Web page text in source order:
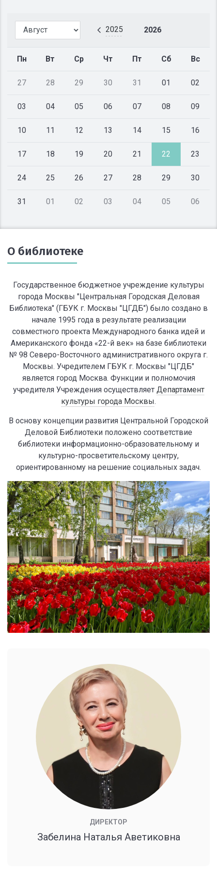
2025 2026
Пн Вт Ср Чт Пт Сб Вс
27 28 29 30 31 01 02
03 04 05 06 07 08 09
10 11 12 13 14 15 16
17 18 19 20 21 22 23
24 25 26 27 28 29 30
31 01 02 03 04 05 06
О библиотеке
Государственное бюджетное учреждение культуры
города Москвы "Центральная Городская Деловая
Библиотека" (ГБУК г. Москвы "ЦГДБ") было создано в
начале 1995 года в результате реализации
совместного проекта Международного банка идей и
Американского фонда «22-й век» на базе библиотеки
№ 98 Северо-Восточного административного округа г.
Москвы. Учредителем ГБУК г. Москвы "ЦГДБ"
является город Москва. Функции и полномочия
учредителя Учреждения осуществляет Департамент
культуры города Москвы.
В основу концепции развития Центральной Городской
Деловой Библиотеки положено соответствие
библиотеки информационно-образовательному и
культурно-просветительскому центру,
ориентированному на решение социальных задач.
ДИРЕКТОР
Забелина Наталья Аветиковна